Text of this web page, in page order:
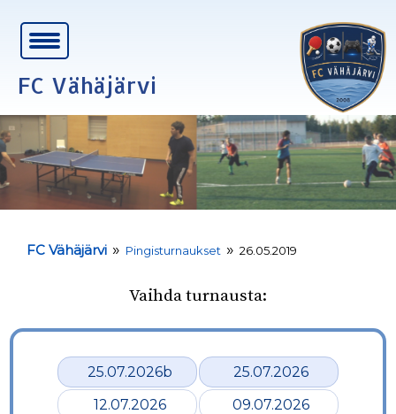
FC Vähäjärvi
FC Vähäjärvi » Pingisturnaukset » 26.05.2019
Vaihda turnausta:
25.07.2026b
25.07.2026
12.07.2026
09.07.2026